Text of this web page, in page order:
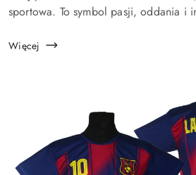
sportowa. To symbol pasji, oddania i
Więcej